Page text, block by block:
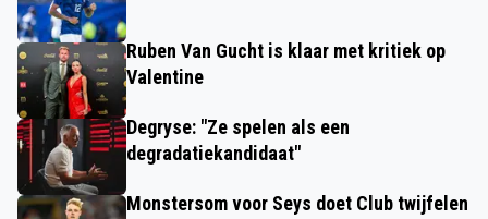
Ruben Van Gucht is klaar met kritiek op
Valentine
Degryse: "Ze spelen als een
degradatiekandidaat"
Monstersom voor Seys doet Club twijfelen